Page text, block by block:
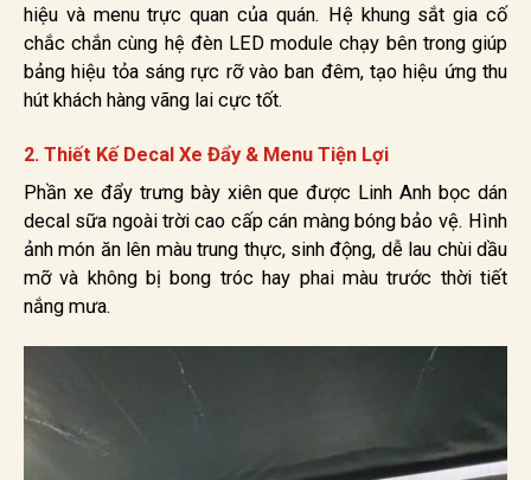
hiệu và menu trực quan của quán. Hệ khung sắt gia cố
chắc chắn cùng hệ đèn LED module chạy bên trong giúp
bảng hiệu tỏa sáng rực rỡ vào ban đêm, tạo hiệu ứng thu
hút khách hàng vãng lai cực tốt.
2. Thiết Kế Decal Xe Đẩy & Menu Tiện Lợi
Phần xe đẩy trưng bày xiên que được Linh Anh bọc dán
decal sữa ngoài trời cao cấp cán màng bóng bảo vệ. Hình
ảnh món ăn lên màu trung thực, sinh động, dễ lau chùi dầu
mỡ và không bị bong tróc hay phai màu trước thời tiết
nắng mưa.